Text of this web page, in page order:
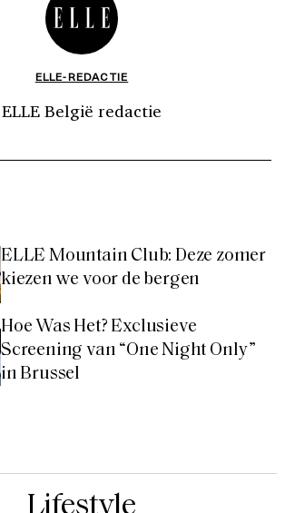
ELLE-REDACTIE
ELLE België redactie
ELLE Mountain Club: Deze zomer
kiezen we voor de bergen
Hoe Was Het? Exclusieve
Screening van “One Night Only”
in Brussel